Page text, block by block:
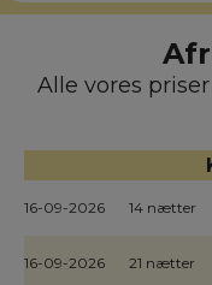
Alle vores
16-09-2026 14 nætter
16-09-2026 21 nætter